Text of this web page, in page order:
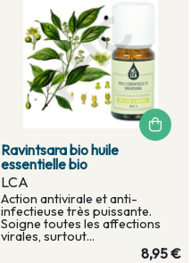
Ravintsara bio huile
essentielle bio
LCA
Action antivirale et anti-
infectieuse très puissante.
Soigne toutes les affections
virales, surtout...
8,95 €